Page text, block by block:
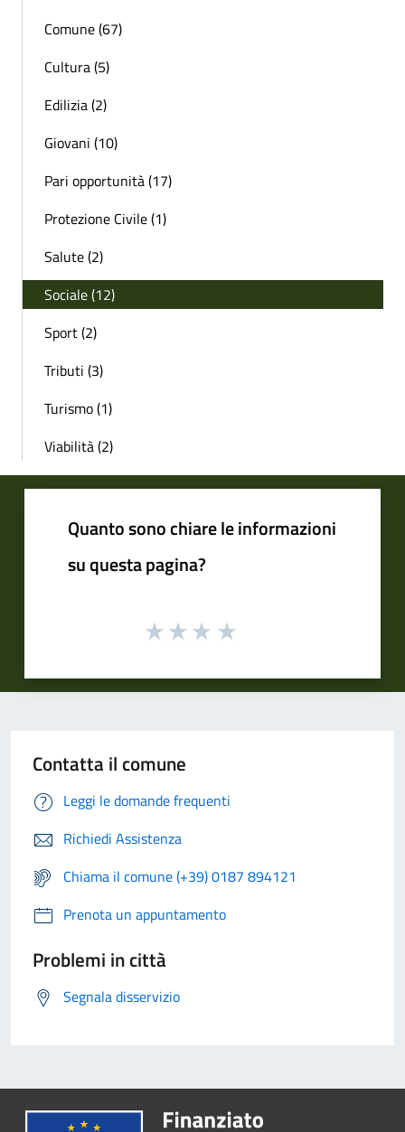
Comune (67)
Cultura (5)
Edilizia (2)
Giovani (10)
Pari opportunità (17)
Protezione Civile (1)
Salute (2)
Sociale (12)
Sport (2)
Tributi (3)
Turismo (1)
Viabilità (2)
Quanto sono chiare le informazioni
su questa pagina?
Contatta il comune
Leggi le domande frequenti
Richiedi Assistenza
Chiama il comune (+39) 0187 894121
Prenota un appuntamento
Problemi in città
Segnala disservizio